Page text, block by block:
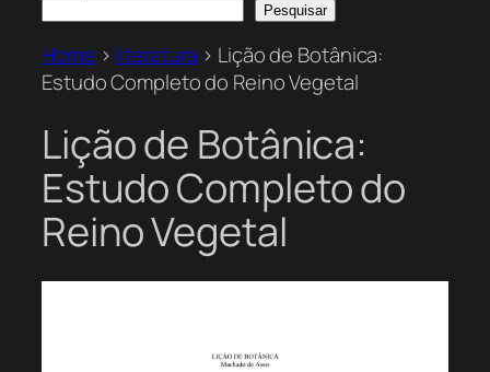
Pesquisar
Home > literatura > Lição de Botânica:
Estudo Completo do Reino Vegetal
Lição de Botânica:
Estudo Completo do
Reino Vegetal